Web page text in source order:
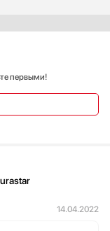
первыми!
14.04.2022